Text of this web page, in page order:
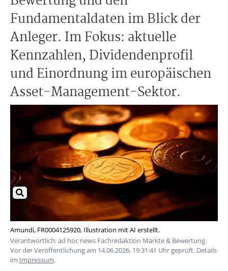
Fundamentaldaten im Blick der
Anleger. Im Fokus: aktuelle
Kennzahlen, Dividendenprofil
und Einordnung im europäischen
Asset-Management-Sektor.
Amundi, FR0004125920, Illustration mit AI erstellt.
Verantwortlich: ad hoc news Fachredaktion Märkte & Bewertung.
Vor der Veröffentlichung am 14.06.2026, 19:31:41 Uhr geprüft. Details
im Impressum.